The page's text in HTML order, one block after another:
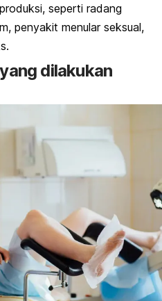
seperti radang
penyakit menular seksual,
dilakukan